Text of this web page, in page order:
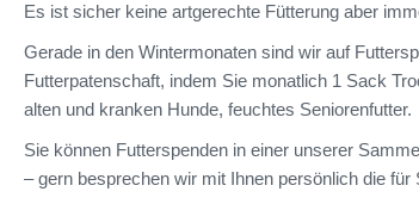
Es ist sicher keine artgerechte Fütterung aber
Gerade in den Wintermonaten sind wir auf
Futterpatenschaft, indem Sie monatlich 1 Sack
alten und kranken Hunde, feuchtes Seniorenfutter.
Sie können Futterspenden in einer unserer
– gern besprechen wir mit Ihnen persönlich die